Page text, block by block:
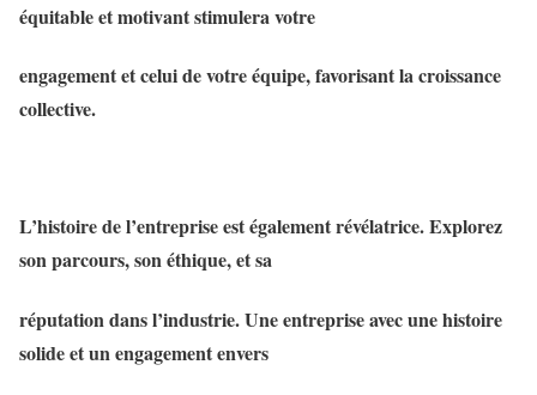
équitable et motivant stimulera votre
engagement et celui de votre équipe, favorisant la croissance
collective.
L’histoire de l’entreprise est également révélatrice. Explorez
son parcours, son éthique, et sa
réputation dans l’industrie. Une entreprise avec une histoire
solide et un engagement envers